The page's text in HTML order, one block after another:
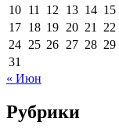
10 11 12 13 14 15
17 18 19 20 21 22
24 25 26 27 28 29
31
« Июн
Рубрики